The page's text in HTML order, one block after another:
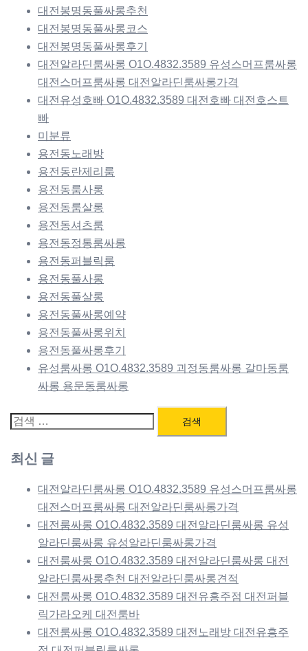
대전봉명동풀싸롱추천
대전봉명동풀싸롱코스
대전봉명동풀싸롱후기
대전알라딘룸싸롱 O1O.4832.3589 유성스머프룸싸롱
대전스머프룸싸롱 대전알라딘룸싸롱가격
대전유성호빠 O1O.4832.3589 대전호빠 대전호스트
빠
미분류
용전동노래방
용전동란제리룸
용전동룸사롱
용전동룸살롱
용전동셔츠룸
용전동정통룸싸롱
용전동퍼블릭룸
용전동풀사롱
용전동풀살롱
용전동풀싸롱예약
용전동풀싸롱위치
용전동풀싸롱후기
유성룸싸롱 O1O.4832.3589 괴정동룸싸롱 갈마동룸
싸롱 용문동룸싸롱
검
최신 글
대전알라딘룸싸롱 O1O.4832.3589 유성스머프룸싸롱
대전스머프룸싸롱 대전알라딘룸싸롱가격
대전룸싸롱 O1O.4832.3589 대전알라딘룸싸롱 유성
알라딘룸싸롱 유성알라딘룸싸롱가격
대전룸싸롱 O1O.4832.3589 대전알라딘룸싸롱 대전
알라딘룸싸롱추천 대전알라딘룸싸롱견적
대전룸싸롱 O1O.4832.3589 대전유흥주점 대전퍼블
릭가라오케 대전룸바
대전룸싸롱 O1O.4832.3589 대전노래방 대전유흥주